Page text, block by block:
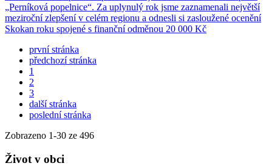
„Perníková popelnice“. Za uplynulý rok jsme zaznamenali největší
meziroční zlepšení v celém regionu a odnesli si zasloužené ocenění
Skokan roku spojené s finanční odměnou 20 000 Kč
první stránka
předchozí stránka
1
2
3
další stránka
poslední stránka
Zobrazeno 1-30 ze 496
Život v obci